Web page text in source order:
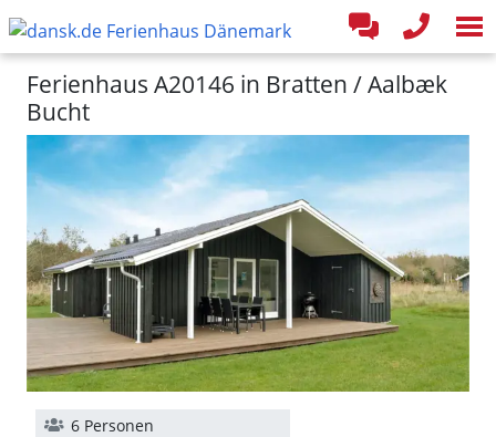
Ferienhaus A20146 in Bratten / Aalbæk
Bucht
6 Personen